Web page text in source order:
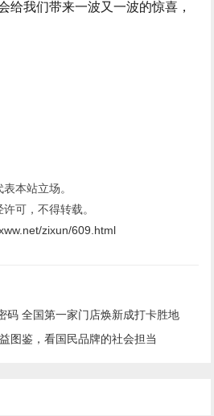
给我们带来一波又一波的惊喜，
本站立场。
可，不得转载。
zixun/609.html
码 全国第一家门店焕新成打卡胜地
图鉴，看国民品牌的社会担当